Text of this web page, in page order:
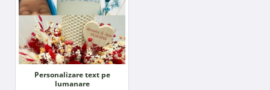
Personalizare text pe
lumanare